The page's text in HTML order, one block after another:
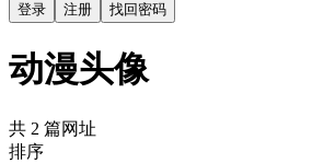
登录 注册 找回密码
动漫头像
共 2 篇网址
排序